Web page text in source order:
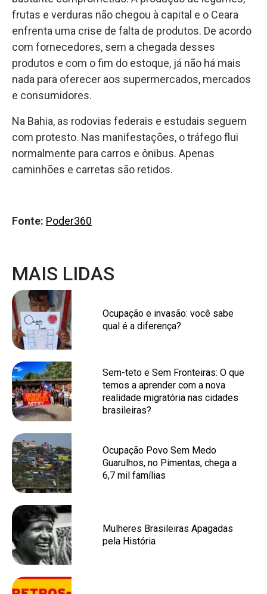
frutas e verduras não chegou à capital e o Ceara
enfrenta uma crise de falta de produtos. De acordo
com fornecedores, sem a chegada desses
produtos e com o fim do estoque, já não há mais
nada para oferecer aos supermercados, mercados
e consumidores.
Na Bahia, as rodovias federais e estudais seguem
com protesto. Nas manifestações, o tráfego flui
normalmente para carros e ônibus. Apenas
caminhões e carretas são retidos.
Fonte: Poder360
MAIS LIDAS
Ocupação e invasão: você sabe
qual é a diferença?
Sem-teto e Sem Fronteiras: O que
temos a aprender com a nova
realidade migratória nas cidades
brasileiras?
Ocupação Povo Sem Medo
Guarulhos, no Pimentas, chega a
6,7 mil famílias
Mulheres Brasileiras Apagadas
pela História